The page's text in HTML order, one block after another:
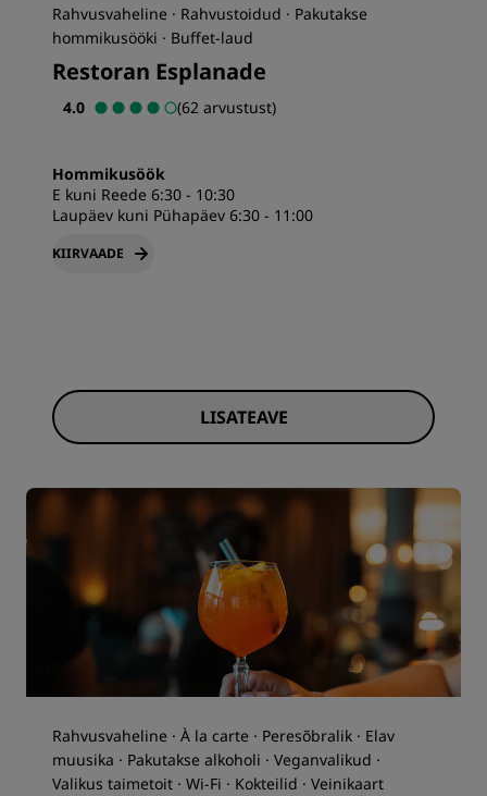
Rahvusvaheline · Rahvustoidud · Pakutakse
hommikusööki · Buffet-laud
Restoran Esplanade
4.0 (62 arvustust)
Hommikusöök
E kuni Reede 6:30 - 10:30
Laupäev kuni Pühapäev 6:30 - 11:00
KIIRVAADE
LISATEAVE
Rahvusvaheline · À la carte · Peresõbralik · Elav
muusika · Pakutakse alkoholi · Veganvalikud ·
Valikus taimetoit · Wi-Fi · Kokteilid · Veinikaart